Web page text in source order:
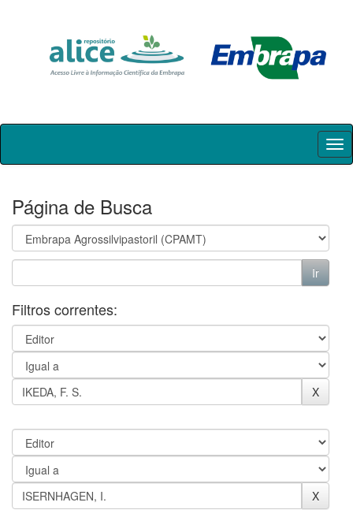
Skip
Página de Busca
Filtros correntes: